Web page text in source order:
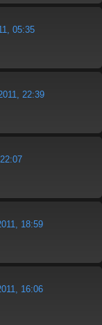
05:35
22:39
18:59
16:06